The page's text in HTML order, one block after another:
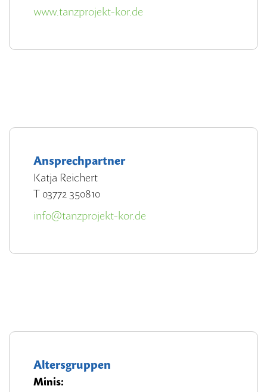
www.tanzprojekt-kor.de
Ansprechpartner
Katja Reichert
T 03772 350810
info@tanzprojekt-kor.de
Altersgruppen
Minis: